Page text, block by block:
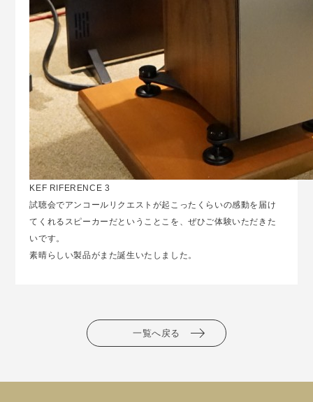
KEF RIFERENCE 3
試聴会でアンコールリクエストが起こったくらいの感動を届け
てくれるスピーカーだということこを、ぜひご体験いただきた
いです。
素晴らしい製品がまた誕生いたしました。
一覧へ戻る